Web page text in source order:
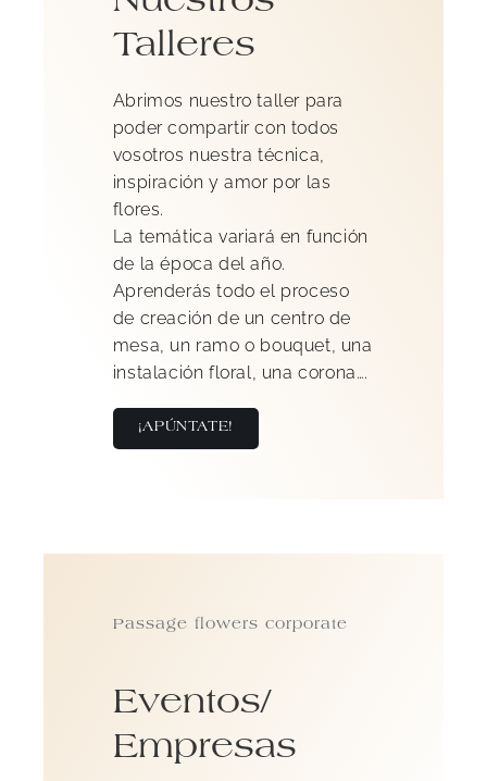
Talleres
Abrimos nuestro taller para
poder compartir con todos
vosotros nuestra técnica,
inspiración y amor por las
flores.
La temática variará en función
de la época del año.
Aprenderás todo el proceso
de creación de un centro de
mesa, un ramo o bouquet, una
instalación floral, una corona….
¡APÚNTATE!
Passage flowers corporate
Eventos/
Empresas